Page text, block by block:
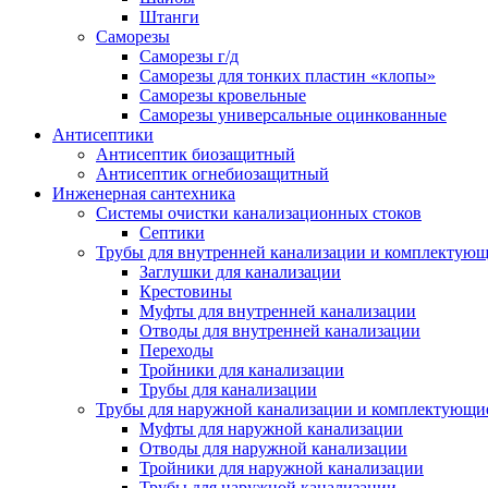
Штанги
Саморезы
Саморезы г/д
Саморезы для тонких пластин «клопы»
Саморезы кровельные
Саморезы универсальные оцинкованные
Антисептики
Антисептик биозащитный
Антисептик огнебиозащитный
Инженерная сантехника
Системы очистки канализационных стоков
Септики
Трубы для внутренней канализации и
Заглушки для канализации
Крестовины
Муфты для внутренней канализации
Отводы для внутренней канализации
Переходы
Тройники для канализации
Трубы для канализации
Трубы для наружной канализации и
Муфты для наружной канализации
Отводы для наружной канализации
Тройники для наружной канализации